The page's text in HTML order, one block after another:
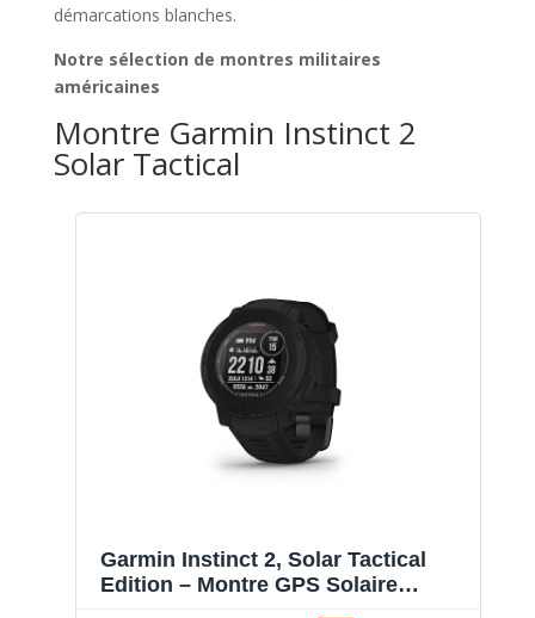
démarcations blanches.
Notre sélection de montres militaires
américaines
Montre Garmin Instinct 2
Solar Tactical
Garmin Instinct 2, Solar Tactical
Edition – Montre GPS Solaire